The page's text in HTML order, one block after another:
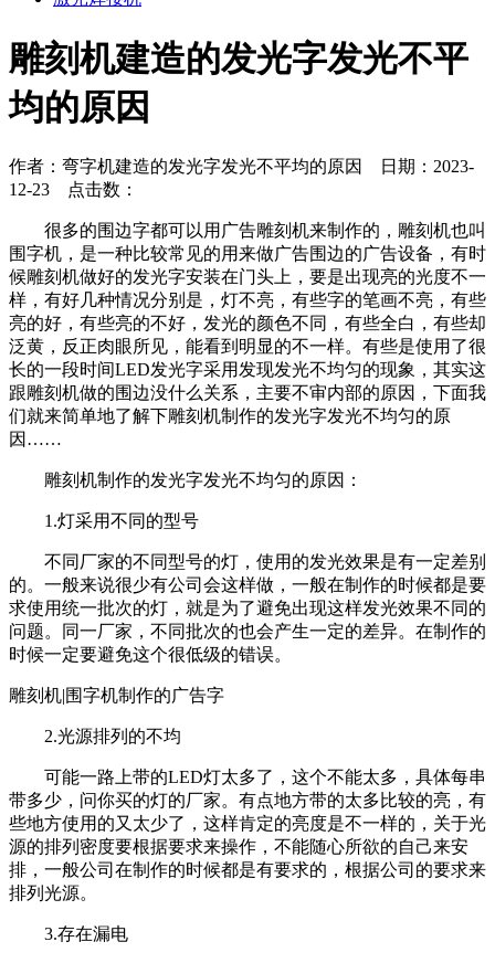
雕刻机建造的发光字发光不平
均的原因
作者：弯字机建造的发光字发光不平均的原因 日期：2023-
12-23 点击数：
很多的围边字都可以用广告雕刻机来制作的，雕刻机也叫
围字机，是一种比较常见的用来做广告围边的广告设备，有时
候雕刻机做好的发光字安装在门头上，要是出现亮的光度不一
样，有好几种情况分别是，灯不亮，有些字的笔画不亮，有些
亮的好，有些亮的不好，发光的颜色不同，有些全白，有些却
泛黄，反正肉眼所见，能看到明显的不一样。有些是使用了很
长的一段时间LED发光字采用发现发光不均匀的现象，其实这
跟雕刻机做的围边没什么关系，主要不审内部的原因，下面我
们就来简单地了解下雕刻机制作的发光字发光不均匀的原
因……
雕刻机制作的发光字发光不均匀的原因：
1.灯采用不同的型号
不同厂家的不同型号的灯，使用的发光效果是有一定差别
的。一般来说很少有公司会这样做，一般在制作的时候都是要
求使用统一批次的灯，就是为了避免出现这样发光效果不同的
问题。同一厂家，不同批次的也会产生一定的差异。在制作的
时候一定要避免这个很低级的错误。
雕刻机|围字机制作的广告字
2.光源排列的不均
可能一路上带的LED灯太多了，这个不能太多，具体每串
带多少，问你买的灯的厂家。有点地方带的太多比较的亮，有
些地方使用的又太少了，这样肯定的亮度是不一样的，关于光
源的排列密度要根据要求来操作，不能随心所欲的自己来安
排，一般公司在制作的时候都是有要求的，根据公司的要求来
排列光源。
3.存在漏电